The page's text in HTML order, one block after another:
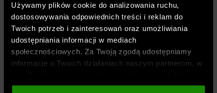
Używamy plików cookie do analizowania ruchu,
dostosowywania odpowiednich treści i reklam do
Twoich potrzeb i zainteresowań oraz umożliwiania
udostępniania informacji w mediach
społecznościowych. Za Twoją zgodą udostępniamy
informacje o Twoich działaniach naszym partnerom, w
zajmującym się reklamą i analityką internetową. Nasi
Ćwiczenia dla zabieganych -
przykłady